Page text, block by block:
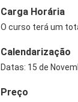
Carga Horária
O curso terá um
Calendarização
Datas: 15 de
Preço